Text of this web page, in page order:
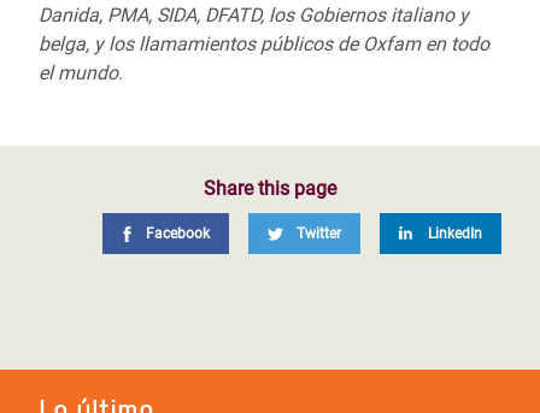
Danida, PMA, SIDA, DFATD, los Gobiernos italiano y
belga, y los llamamientos públicos de Oxfam en todo
el mundo.
Share this page
Facebook Twitter LinkedIn